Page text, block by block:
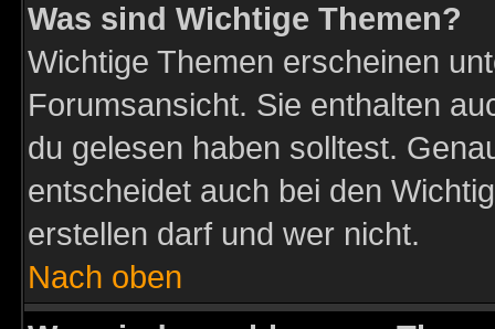
Was sind Wichtige Themen?
Wichtige Themen erscheinen
Forumsansicht. Sie enthalten
du gelesen haben solltest.
entscheidet auch bei den
erstellen darf und wer nicht.
Nach oben